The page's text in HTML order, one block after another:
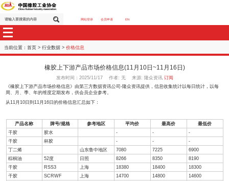
网站登录 会员申请 EN
首页>行业数据 > 价格信息
橡胶上下游产品市场价格信息(11月10日~11月
发布时间：2025/11/17 作者: 无 来源: 隆众资讯
周、月、季、年的维度定期发布，供会员企业参考。
从11月10日到11月16日的价格信息汇总如下：
产品名称 牌号/规格 参考地区 平均价 最高
干胶 胶水 - -